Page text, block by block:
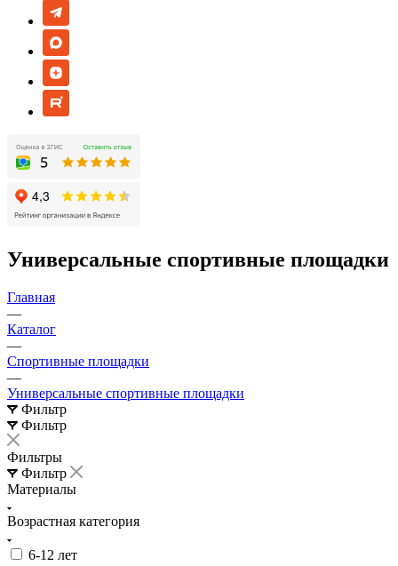
Универсальные спортивные площадки
Главная
—
Каталог
—
Спортивные площадки
—
Универсальные спортивные площадки
Фильтр
Фильтр
Фильтры
Фильтр
Материалы
Возрастная категория
6-12 лет